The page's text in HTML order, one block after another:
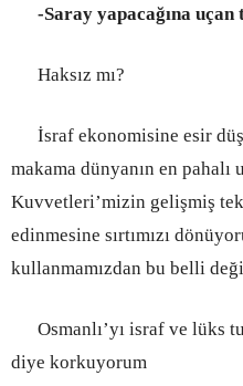
-Saray yapacağına
Haksız mı?
İsraf ekonomisine esir
makama dünyanın en pahalı
Kuvvetleri’mizin gelişmiş
edinmesine sırtımızı
kullanmamızdan bu belli
Osmanlı’yı israf ve lüks
diye korkuyorum